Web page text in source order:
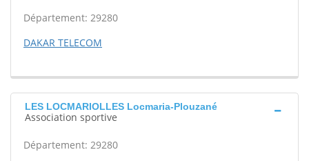
Département: 29280
DAKAR TELECOM
LES LOCMARIOLLES Locmaria-Plouzané
Association sportive
Département: 29280